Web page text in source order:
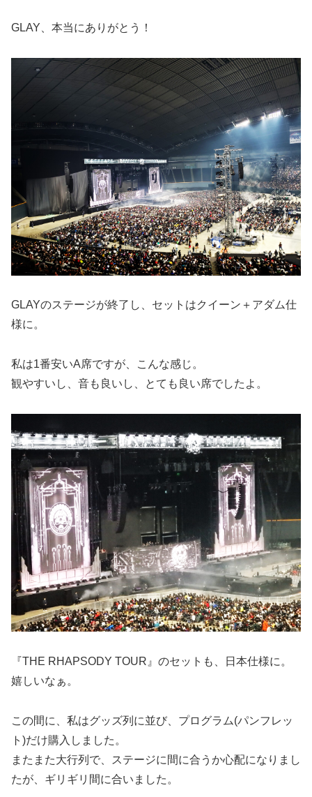
GLAY、本当にありがとう！
GLAYのステージが終了し、セットはクイーン＋アダム仕
様に。
私は1番安いA席ですが、こんな感じ。
観やすいし、音も良いし、とても良い席でしたよ。
『THE RHAPSODY TOUR』のセットも、日本仕様に。
嬉しいなぁ。
この間に、私はグッズ列に並び、プログラム(パンフレッ
ト)だけ購入しました。
またまた大行列で、ステージに間に合うか心配になりまし
たが、ギリギリ間に合いました。